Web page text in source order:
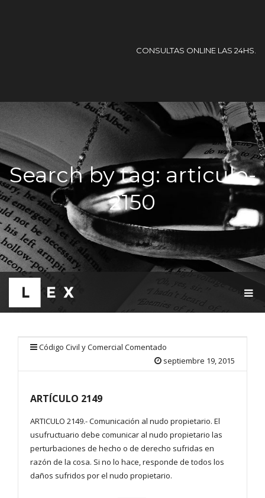
CONSULTAS ONLINE LAS 24HS.
Search by tag: articulo-
2150
G
Código Civil y Comercial Comentado
septiembre 19, 2015
ARTÍCULO 2149
ARTICULO 2149.- Comunicación al nudo propietario. El
usufructuario debe comunicar al nudo propietario las
perturbaciones de hecho o de derecho sufridas en
razón de la cosa. Si no lo hace, responde de todos los
daños sufridos por el nudo propietario.